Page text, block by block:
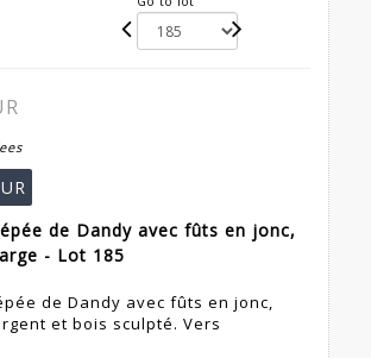
de Dandy avec fûts en jonc,
- Lot 185
de Dandy avec fûts en jonc,
et bois sculpté. Vers